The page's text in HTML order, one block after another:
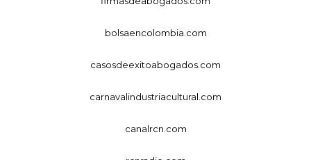
bolsaencolombia.com
casosdeexitoabogados.com
carnavalindustriacultural.com
canalrcn.com